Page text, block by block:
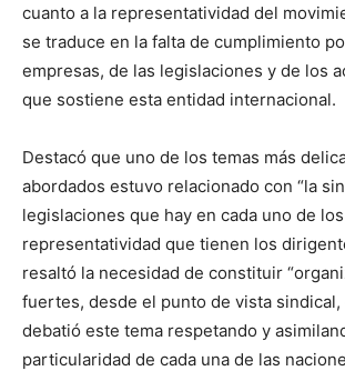
cuanto a la representatividad del
se traduce en la falta de cumplimiento
empresas, de las legislaciones y de los
que sostiene esta entidad internacional.
Destacó que uno de los temas más
abordados estuvo relacionado con “la
legislaciones que hay en cada uno de
representatividad que tienen los
resaltó la necesidad de constituir
fuertes, desde el punto de vista sindical,
debatió este tema respetando y
particularidad de cada una de las